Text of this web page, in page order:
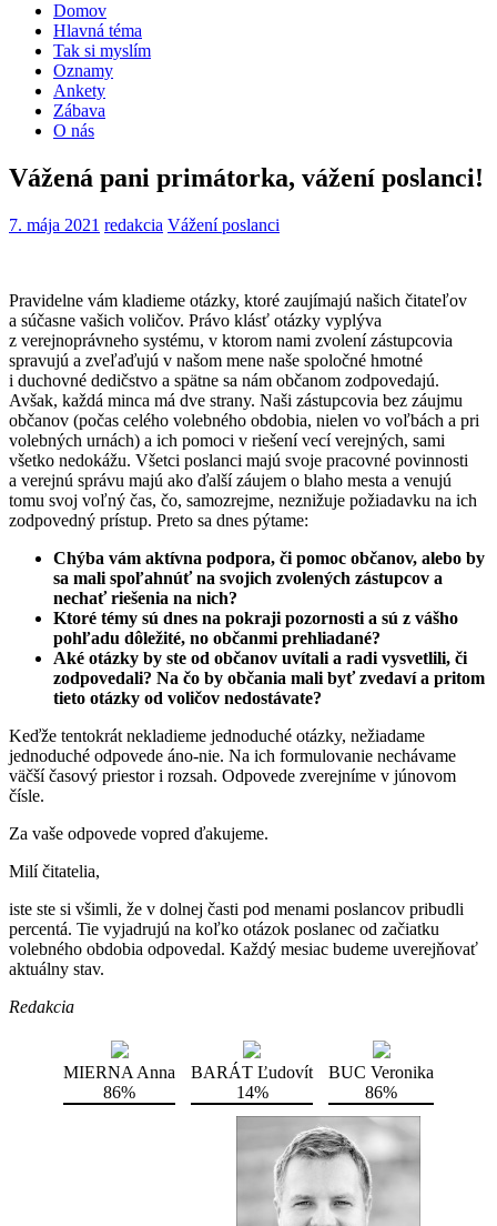
Domov
Hlavná téma
Tak si myslím
Oznamy
Ankety
Zábava
O nás
Vážená pani primátorka, vážení poslanci!
7. mája 2021 redakcia Vážení poslanci
Pravidelne vám kladieme otázky, ktoré zaujímajú našich čitateľov
a súčasne vašich voličov. Právo klásť otázky vyplýva
z verejnoprávneho systému, v ktorom nami zvolení zástupcovia
spravujú a zveľaďujú v našom mene naše spoločné hmotné
i duchovné dedičstvo a spätne sa nám občanom zodpovedajú.
Avšak, každá minca má dve strany. Naši zástupcovia bez záujmu
občanov (počas celého volebného obdobia, nielen vo voľbách a pri
volebných urnách) a ich pomoci v riešení vecí verejných, sami
všetko nedokážu. Všetci poslanci majú svoje pracovné povinnosti
a verejnú správu majú ako ďalší záujem o blaho mesta a venujú
tomu svoj voľný čas, čo, samozrejme, neznižuje požiadavku na ich
zodpovedný prístup. Preto sa dnes pýtame:
Chýba vám aktívna podpora, či pomoc občanov, alebo by
sa mali spoľahnúť na svojich zvolených zástupcov a
nechať riešenia na nich?
Ktoré témy sú dnes na pokraji pozornosti a sú z vášho
pohľadu dôležité, no občanmi prehliadané?
Aké otázky by ste od občanov uvítali a radi vysvetlili, či
zodpovedali? Na čo by občania mali byť zvedaví a pritom
tieto otázky od voličov nedostávate?
Keďže tentokrát nekladieme jednoduché otázky, nežiadame
jednoduché odpovede áno-nie. Na ich formulovanie nechávame
väčší časový priestor i rozsah. Odpovede zverejníme v júnovom
čísle.
Za vaše odpovede vopred ďakujeme.
Milí čitatelia,
iste ste si všimli, že v dolnej časti pod menami poslancov pribudli
percentá. Tie vyjadrujú na koľko otázok poslanec od začiatku
volebného obdobia odpovedal. Každý mesiac budeme uverejňovať
aktuálny stav.
Redakcia
MIERNA Anna
86%
BARÁT Ľudovít
14%
BUC Veronika
86%